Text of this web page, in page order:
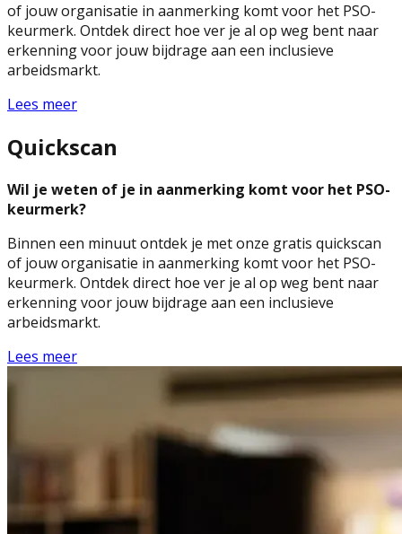
of jouw organisatie in aanmerking komt voor het PSO-
keurmerk. Ontdek direct hoe ver je al op weg bent naar
erkenning voor jouw bijdrage aan een inclusieve
arbeidsmarkt.
Lees meer
Quickscan
Wil je weten of je in aanmerking komt voor het PSO-
keurmerk?
Binnen een minuut ontdek je met onze gratis quickscan
of jouw organisatie in aanmerking komt voor het PSO-
keurmerk. Ontdek direct hoe ver je al op weg bent naar
erkenning voor jouw bijdrage aan een inclusieve
arbeidsmarkt.
Lees meer